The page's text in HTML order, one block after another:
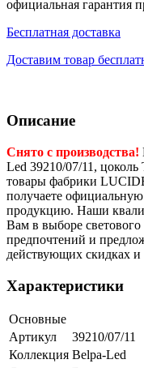
официальная гарантия
Бесплатная доставка
Доставим товар
Описание
Снято с производства!
Led 39210/07/11,
товары фабрики
получаете
продукцию. Наши
Вам в выборе
предпочтений и
действующих скидках и
Характеристики
Основные
Артикул
39210/07/11
Коллекция Belpa-Led